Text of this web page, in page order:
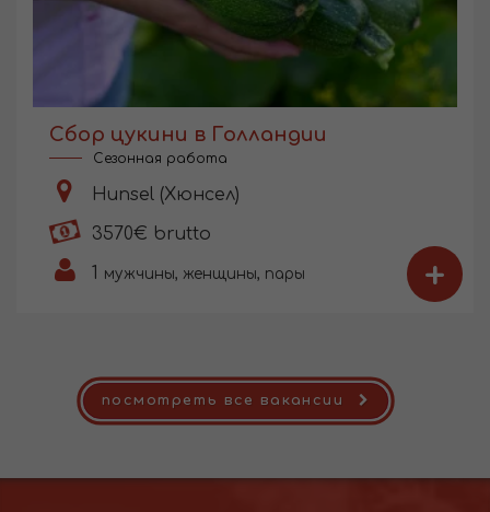
Сбор цукини в Голландии
Сезонная работа
Hunsel (Хюнсел)
3570€ brutto
1 мужчины, женщины, пары +
посмотреть все вакансии